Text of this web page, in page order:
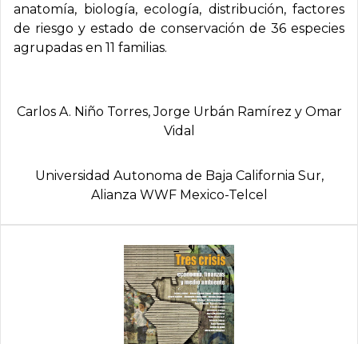
anatomía, biología, ecología, distribución, factores
de riesgo y estado de conservación de 36 especies
agrupadas en 11 familias.
Carlos A. Niño Torres, Jorge Urbán Ramí­rez y Omar
Vidal
Universidad Autonoma de Baja California Sur,
Alianza WWF Mexico-Telcel